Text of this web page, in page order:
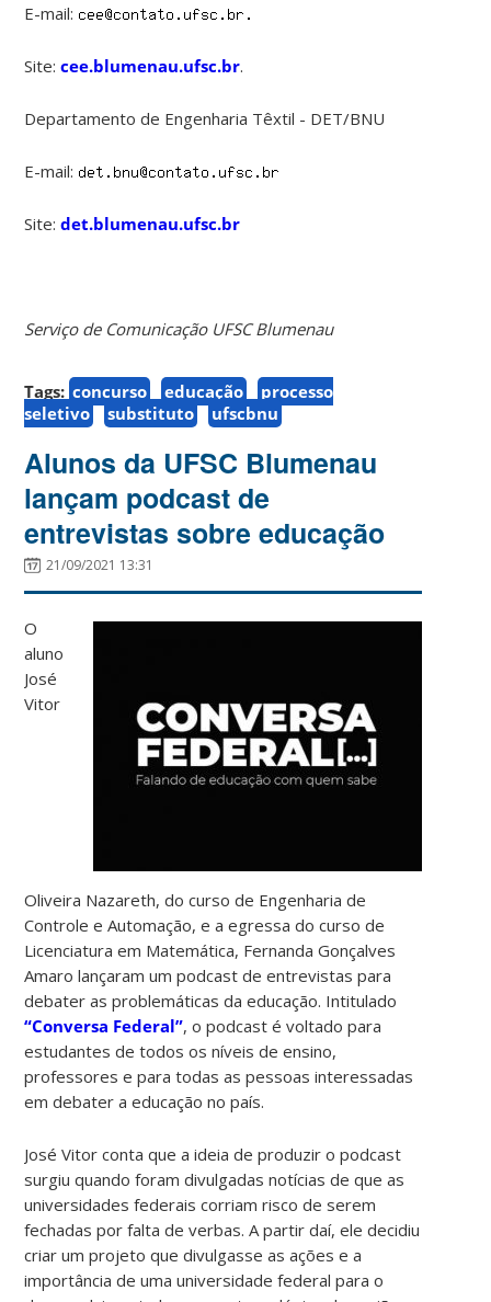
E-mail:
Site:cee.blumenau.ufsc.br.
Departamento de Engenharia Têxtil - DET/BNU
E-mail:
Site:det.blumenau.ufsc.br
Serviço de Comunicação UFSC Blumenau
Tags: concurso educação
processo
seletivo
substituto ufscbnu
Alunos da UFSC Blumenau
lançam podcast de
entrevistas sobre educação
21/09/2021 13:31
O
aluno
José
Vitor
Oliveira Nazareth, do curso de Engenharia de
Controle e Automação, e a egressa do curso de
Licenciatura em Matemática, Fernanda Gonçalves
Amaro lançaram um podcast de entrevistas para
debater as problemáticas da educação. Intitulado
“Conversa Federal”, o podcast é voltado para
estudantes de todos os níveis de ensino,
professores e para todas as pessoas interessadas
em debater a educação no país.
José Vitor conta que a ideia de produzir o podcast
surgiu quando foram divulgadas notícias de que as
universidades federais corriam risco de serem
fechadas por falta de verbas. A partir daí, ele decidiu
criar um projeto que divulgasse as ações e a
importância de uma universidade federal para o